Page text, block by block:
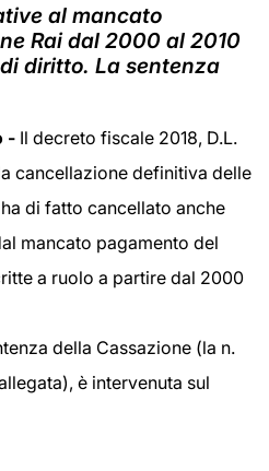
al mancato
Rai dal 2000 al 2010
diritto. La sentenza
- Il decreto fiscale 2018, D.L.
cancellazione definitiva delle
di fatto cancellato anche
mancato pagamento del
a ruolo a partire dal 2000
della Cassazione (la n.
è intervenuta sul